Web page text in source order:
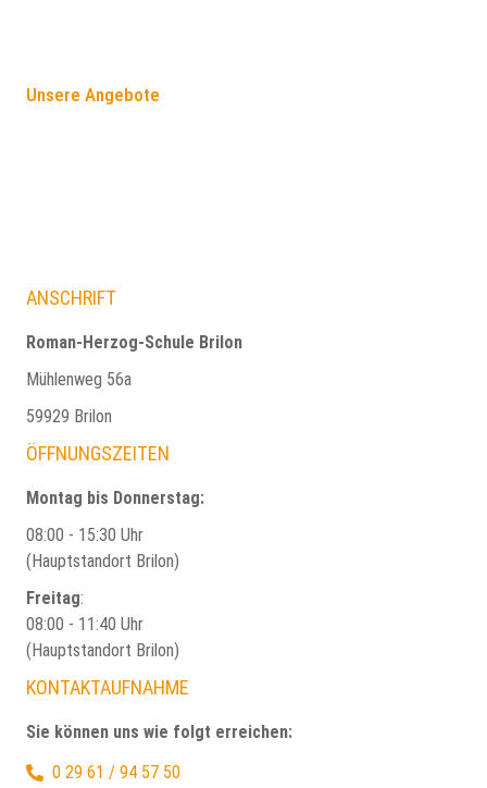
Unsere Angebote
ANSCHRIFT
Roman-Herzog-Schule Brilon
Mühlenweg 56a
59929 Brilon
ÖFFNUNGSZEITEN
Montag bis Donnerstag:
08:00 - 15:30 Uhr
(Hauptstandort Brilon)
Freitag:
08:00 - 11:40 Uhr
(Hauptstandort Brilon)
KONTAKTAUFNAHME
Sie können uns wie folgt erreichen:
0 29 61 / 94 57 50